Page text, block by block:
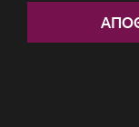
Ανδρικό